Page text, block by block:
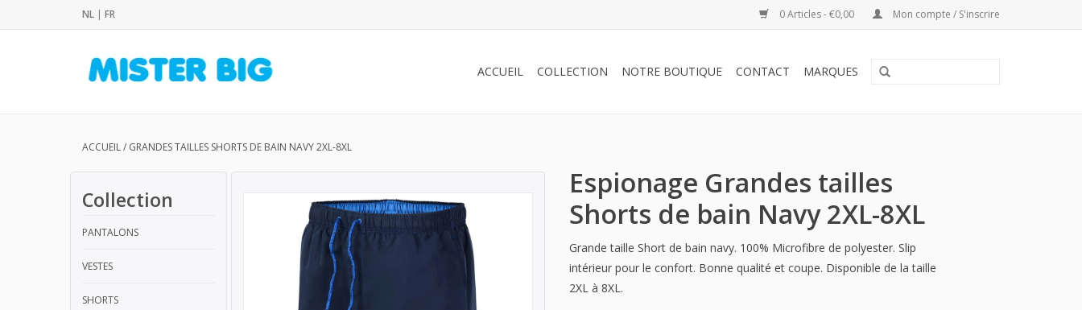
NL | FR 0 Articles - €0,00 Mon compte / S'inscrire
ACCUEIL COLLECTION NOTRE BOUTIQUE CONTACT MARQUES
ACCUEIL/ GRANDES TAILLES SHORTS DE BAIN NAVY 2XL-8XL
Collection
PANTALONS
VESTES
SHORTS
Espionage Grandes tailles
Shorts de bain Navy 2XL-8XL
Grande taille Short de bain navy. 100% Microfibre de polyester. Slip
intérieur pour le confort. Bonne qualité et coupe. Disponible de la taille
2XL à 8XL.